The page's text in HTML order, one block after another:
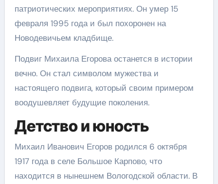
патриотических мероприятиях. Он умер 15
февраля 1995 года и был похоронен на
Новодевичьем кладбище.
Подвиг Михаила Егорова останется в истории
вечно. Он стал символом мужества и
настоящего подвига, который своим примером
воодушевляет будущие поколения.
Детство и юность
Михаил Иванович Егоров родился 6 октября
1917 года в селе Большое Карпово, что
находится в нынешнем Вологодской области. В